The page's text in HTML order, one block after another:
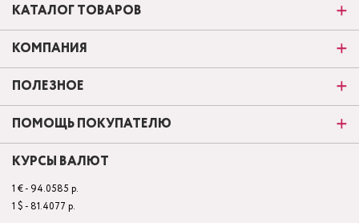
КАТАЛОГ ТОВАРОВ
КОМПАНИЯ
ПОЛЕЗНОЕ
ПОМОЩЬ ПОКУПАТЕЛЮ
КУРСЫ ВАЛЮТ
1 € - 94.0585 р.
1 $ - 81.4077 р.